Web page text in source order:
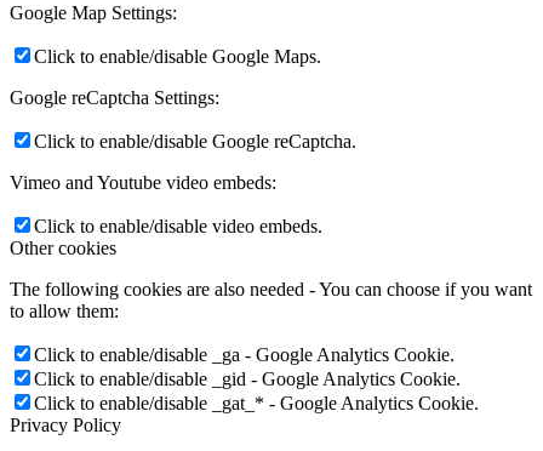
Google Map Settings:
Click to enable/disable Google Maps.
Google reCaptcha Settings:
Click to enable/disable Google reCaptcha.
Vimeo and Youtube video embeds:
Click to enable/disable video embeds.
Other cookies
The following cookies are also needed - You can choose if you want
to allow them:
Click to enable/disable _ga - Google Analytics Cookie.
Click to enable/disable _gid - Google Analytics Cookie.
Click to enable/disable _gat_* - Google Analytics Cookie.
Privacy Policy